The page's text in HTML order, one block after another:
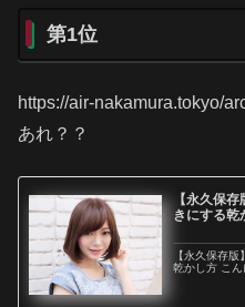
第1位
https://air-nakamura.tokyo/
あれ？？
【永久保
きにする乾
【永久保存
乾かし方 こん